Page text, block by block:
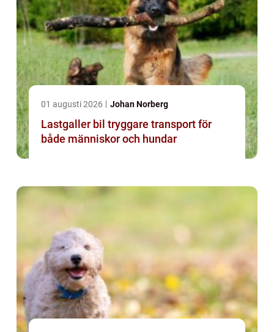
01 augusti 2026 Johan Norberg
Lastgaller bil tryggare transport för
både människor och hundar